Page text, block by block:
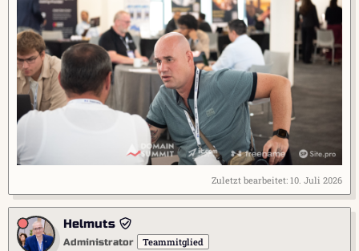
Zuletzt bearbeitet: 10. Juli 2026
Helmuts
Administrator Teammitglied